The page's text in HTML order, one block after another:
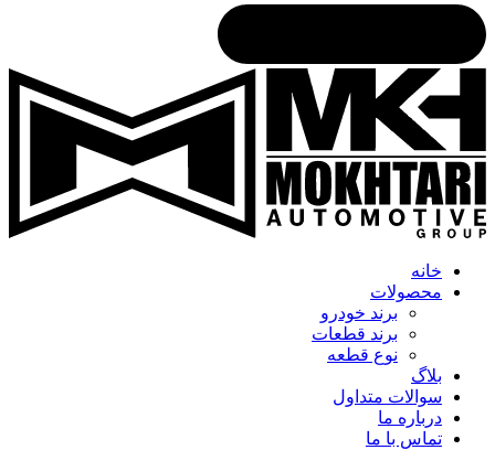
خانه
محصولات
برند خودرو
برند قطعات
نوع قطعه
بلاگ
سوالات متداول
درباره ما
تماس با ما